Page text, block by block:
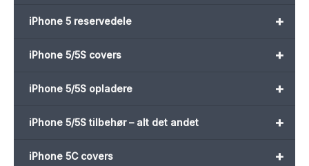
+
iPhone 5 reservedele
+
iPhone 5/5S covers
+
iPhone 5/5S opladere
+
iPhone 5/5S tilbehør – alt det andet
+
iPhone 5C covers